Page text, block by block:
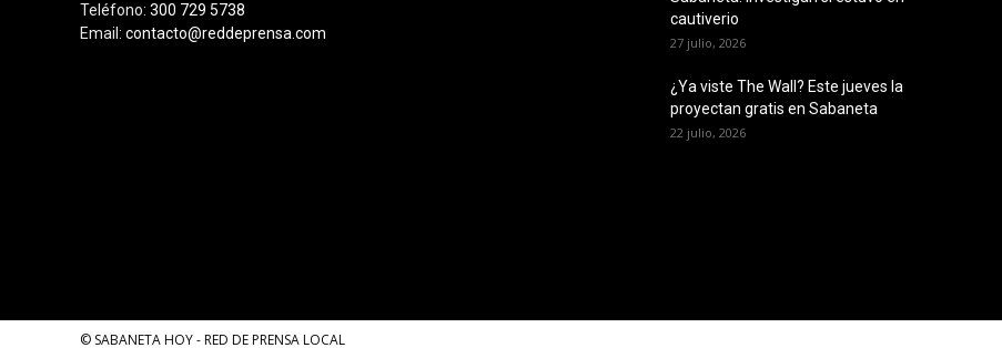
Teléfono: 300 729 5738
Email: contacto@reddeprensa.com
cautiverio
27 julio, 2026
¿Ya viste The Wall? Este jueves la
proyectan gratis en Sabaneta
22 julio, 2026
© SABANETA HOY - RED DE PRENSA LOCAL